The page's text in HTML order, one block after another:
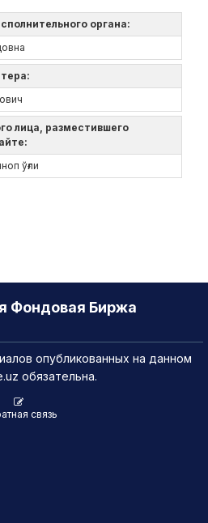
органа:
лица, разместившего
ўғли
Фондовая Биржа
опубликованных на данном
обязательна.
связь